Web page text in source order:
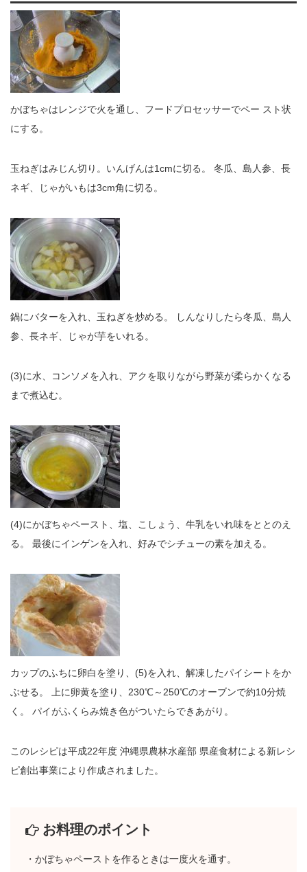
かぼちゃはレンジで火を通し、フードプロセッサーでペー スト状
にする。
玉ねぎはみじん切り。いんげんは1cmに切る。 冬瓜、島人参、長
ネギ、じゃがいもは3cm角に切る。
鍋にバターを入れ、玉ねぎを炒める。 しんなりしたら冬瓜、島人
参、長ネギ、じゃが芋をいれる。
(3)に水、コンソメを入れ、アクを取りながら野菜が柔らかくなる
まで煮込む。
(4)にかぼちゃペースト、塩、こしょう、牛乳をいれ味をととのえ
る。 最後にインゲンを入れ、好みでシチューの素を加える。
カップのふちに卵白を塗り、(5)を入れ、解凍したパイシートをか
ぶせる。 上に卵黄を塗り、230℃～250℃のオーブンで約10分焼
く。 パイがふくらみ焼き色がついたらできあがり。
このレシピは平成22年度 沖縄県農林水産部 県産食材による新レシ
ピ創出事業により作成されました。
お料理のポイント
・かぼちゃペーストを作るときは一度火を通す。